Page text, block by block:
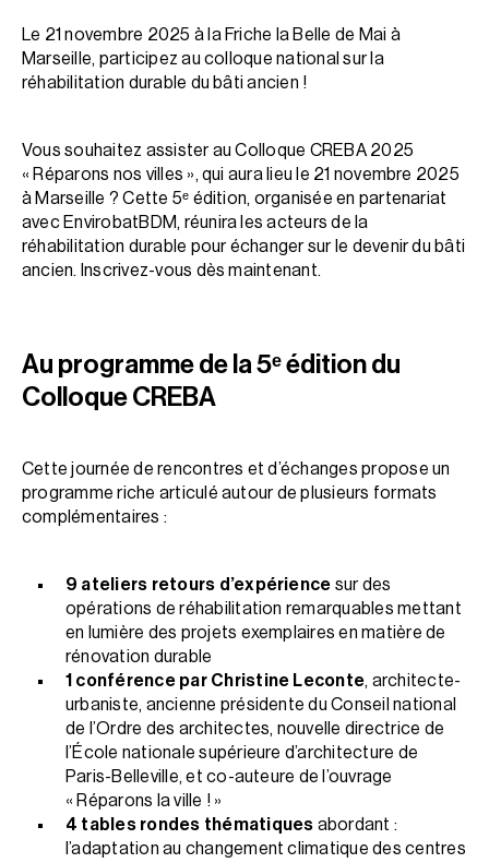
Le 21 novembre 2025 à la Friche la Belle de Mai à
Marseille, participez au colloque national sur la
réhabilitation durable du bâti ancien !
Vous souhaitez assister au Colloque CREBA 2025
« Réparons nos villes », qui aura lieu le 21 novembre 2025
à Marseille ? Cette 5ᵉ édition, organisée en partenariat
avec EnvirobatBDM, réunira les acteurs de la
réhabilitation durable pour échanger sur le devenir du bâti
ancien. Inscrivez-vous dès maintenant.
Au programme de la 5ᵉ édition du
Colloque CREBA
Cette journée de rencontres et d’échanges propose un
programme riche articulé autour de plusieurs formats
complémentaires :
9 ateliers retours d’expérience sur des
opérations de réhabilitation remarquables mettant
en lumière des projets exemplaires en matière de
rénovation durable
1 conférence par Christine Leconte, architecte-
urbaniste, ancienne présidente du Conseil national
de l’Ordre des architectes, nouvelle directrice de
l’École nationale supérieure d’architecture de
Paris-Belleville, et co-auteure de l’ouvrage
« Réparons la ville ! »
4 tables rondes thématiques abordant :
l’adaptation au changement climatique des centres